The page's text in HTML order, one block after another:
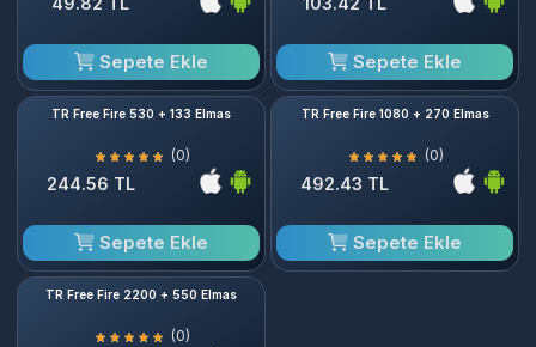
Sepete Ekle Sepete Ekle
TR Free Fire 530 + 133 Elmas
(0)
244.56 TL
Sepete Ekle
TR Free Fire 1080 + 270 Elmas
(0)
492.43 TL
Sepete Ekle
TR Free Fire 2200 + 550 Elmas
(0)